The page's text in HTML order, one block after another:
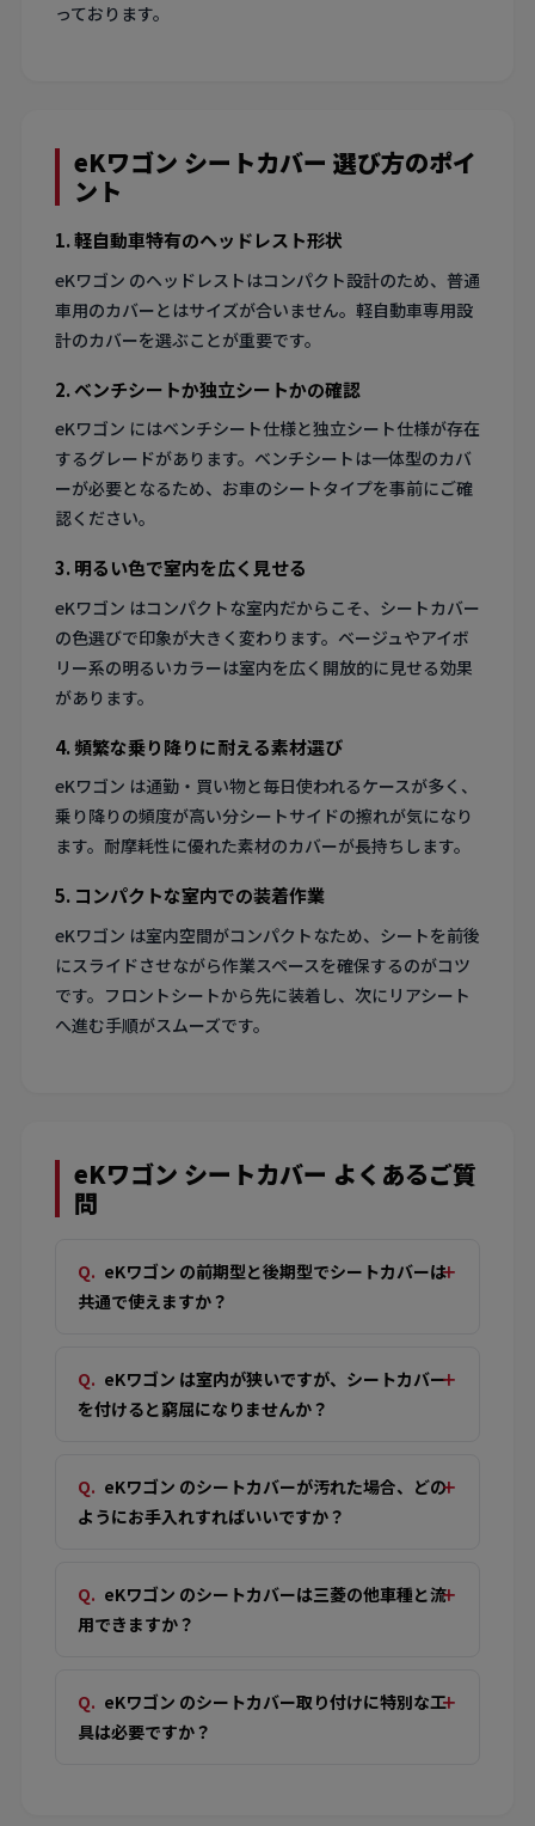
っております。
eKワゴン シートカバー 選び方のポイ
ント
1. 軽自動車特有のヘッドレスト形状
eKワゴン のヘッドレストはコンパクト設計のため、普通
車用のカバーとはサイズが合いません。軽自動車専用設
計のカバーを選ぶことが重要です。
2. ベンチシートか独立シートかの確認
eKワゴン にはベンチシート仕様と独立シート仕様が存在
するグレードがあります。ベンチシートは一体型のカバ
ーが必要となるため、お車のシートタイプを事前にご確
認ください。
3. 明るい色で室内を広く見せる
eKワゴン はコンパクトな室内だからこそ、シートカバー
の色選びで印象が大きく変わります。ベージュやアイボ
リー系の明るいカラーは室内を広く開放的に見せる効果
があります。
4. 頻繁な乗り降りに耐える素材選び
eKワゴン は通勤・買い物と毎日使われるケースが多く、
乗り降りの頻度が高い分シートサイドの擦れが気になり
ます。耐摩耗性に優れた素材のカバーが長持ちします。
5. コンパクトな室内での装着作業
eKワゴン は室内空間がコンパクトなため、シートを前後
にスライドさせながら作業スペースを確保するのがコツ
です。フロントシートから先に装着し、次にリアシート
へ進む手順がスムーズです。
eKワゴン シートカバー よくあるご質
問
eKワゴン の前期型と後期型でシートカバーは
共通で使えますか？
eKワゴン は室内が狭いですが、シートカバー
を付けると窮屈になりませんか？
eKワゴン のシートカバーが汚れた場合、どの
ようにお手入れすればいいですか？
eKワゴン のシートカバーは三菱の他車種と流
用できますか？
eKワゴン のシートカバー取り付けに特別な工
具は必要ですか？